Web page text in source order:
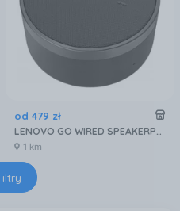
od 479 zł
LENOVO GO WIRED SPEAKERPHONE (USB-C & MS TEAMS 4XD1C82055
1 km